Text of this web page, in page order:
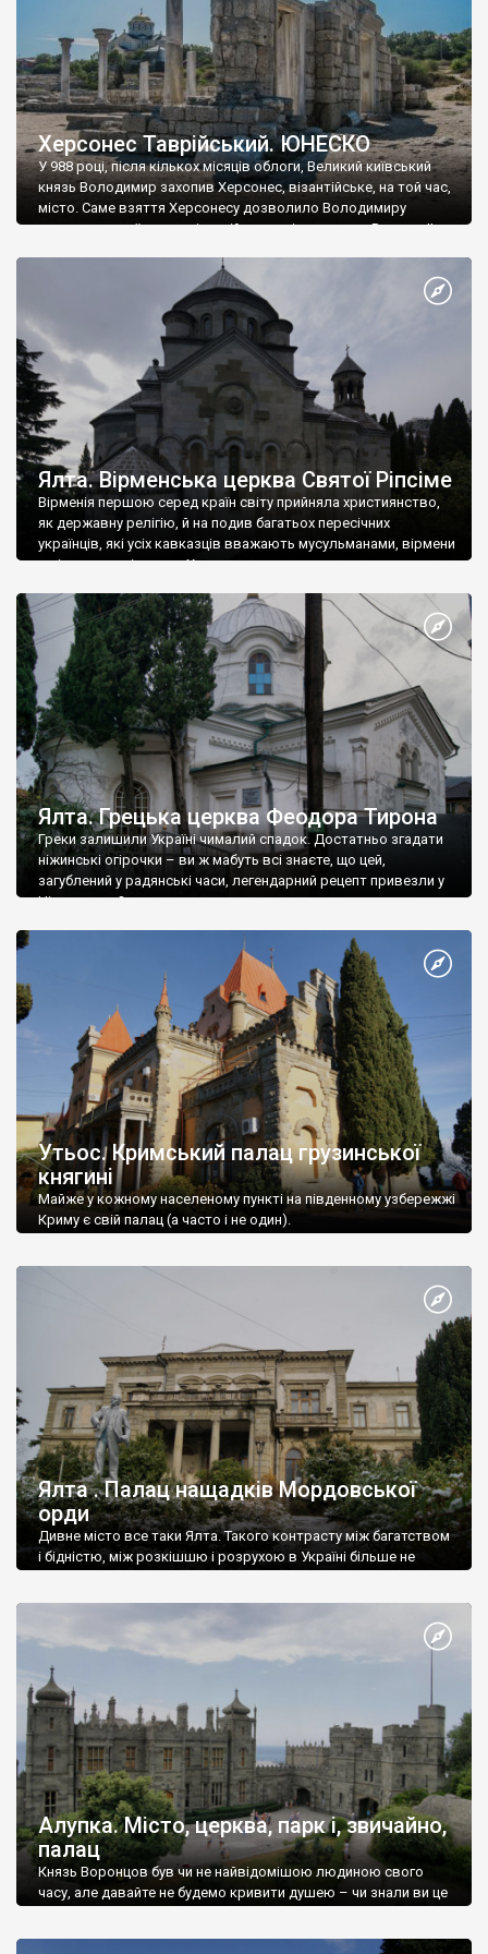
Херсонес Таврійський. ЮНЕСКО
У 988 році, після кількох місяців облоги, Великий київський
князь Володимир захопив Херсонес, візантійське, на той час,
місто. Саме взяття Херсонесу дозволило Володимиру
диктувати свої умови візантійському імператору Василю ІІ, та
Херсонесі Володимир-язичник, став Василем-християнином.
А потім було Хрещення Русі. На честь Херсонесу Таврійського
Ялта. Вірменська церква Святої Ріпсіме
Вірменія першою серед країн світу прийняла християнство,
як державну релігію, й на подив багатьох пересічних
українців, які усіх кавказців вважають мусульманами, вірмени
є відданими вірянами Христа
Ялта. Грецька церква Феодора Тирона
Греки залишили Україні чималий спадок. Достатньо згадати
ніжинські огірочки – ви ж мабуть всі знаєте, що цей,
загублений у радянські часи, легендарний рецепт привезли у
Ніжин греки?
Утьос. Кримський палац грузинської
княгині
Майже у кожному населеному пункті на південному узбережжі
Криму є свій палац (а часто і не один).
Ялта . Палац нащадків Мордовської
орди
Дивне місто все таки Ялта. Такого контрасту між багатством
і бідністю, між розкішшю і розрухою в Україні більше не
Алупка. Місто, церква, парк і, звичайно,
палац
Князь Воронцов був чи не найвідомішою людиною свого
часу, але давайте не будемо кривити душею – чи знали ви це